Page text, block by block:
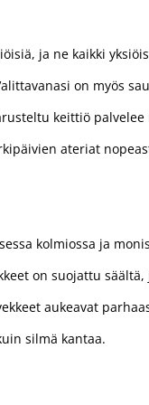
ja ne kaikki
on myös
keittiö
ateriat
kolmiossa ja
on suojattu
aukeavat
silmä kantaa.